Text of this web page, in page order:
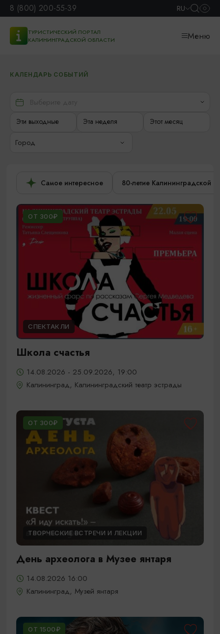
8 (800) 200-55-39 RU
ТУРИСТИЧЕСКИЙ ПОРТАЛ
КАЛИНИНГРАДСКОЙ ОБЛАСТИ
Меню
КАЛЕНДАРЬ СОБЫТИЙ
Эти выходные Эта неделя Этот месяц
Город
Самое интересное 80-летие Калининградской
ОТ 300₽
СПЕКТАКЛИ
Школа счастья
14.08.2026 - 25.09.2026, 19:00
Калининград, Калининградский театр эстрады
ОТ 300₽
ТВОРЧЕСКИЕ ВСТРЕЧИ И ЛЕКЦИИ
День археолога в Музее янтаря
14.08.2026 16:00
Калининград, Музей янтаря
ОТ 1500₽